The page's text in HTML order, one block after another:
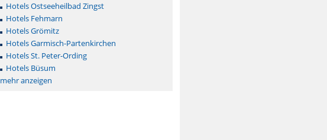
Hotels Ostseeheilbad Zingst
Hotels Fehmarn
Hotels Grömitz
Hotels Garmisch-Partenkirchen
Hotels St. Peter-Ording
Hotels Büsum
mehr anzeigen